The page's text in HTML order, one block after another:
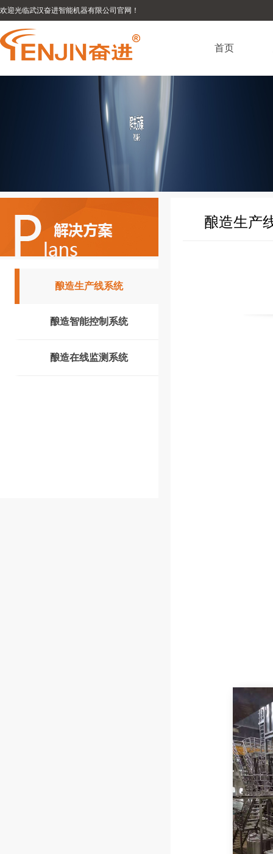
欢迎光临武汉奋进智能机器有限公司官网！
首页
酿造生产线系统
酿造智能控制系统
酿造在线监测系统
酿造生产